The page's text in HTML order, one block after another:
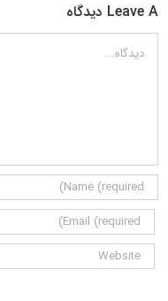
Leave A دیدگاه
دیدگاه